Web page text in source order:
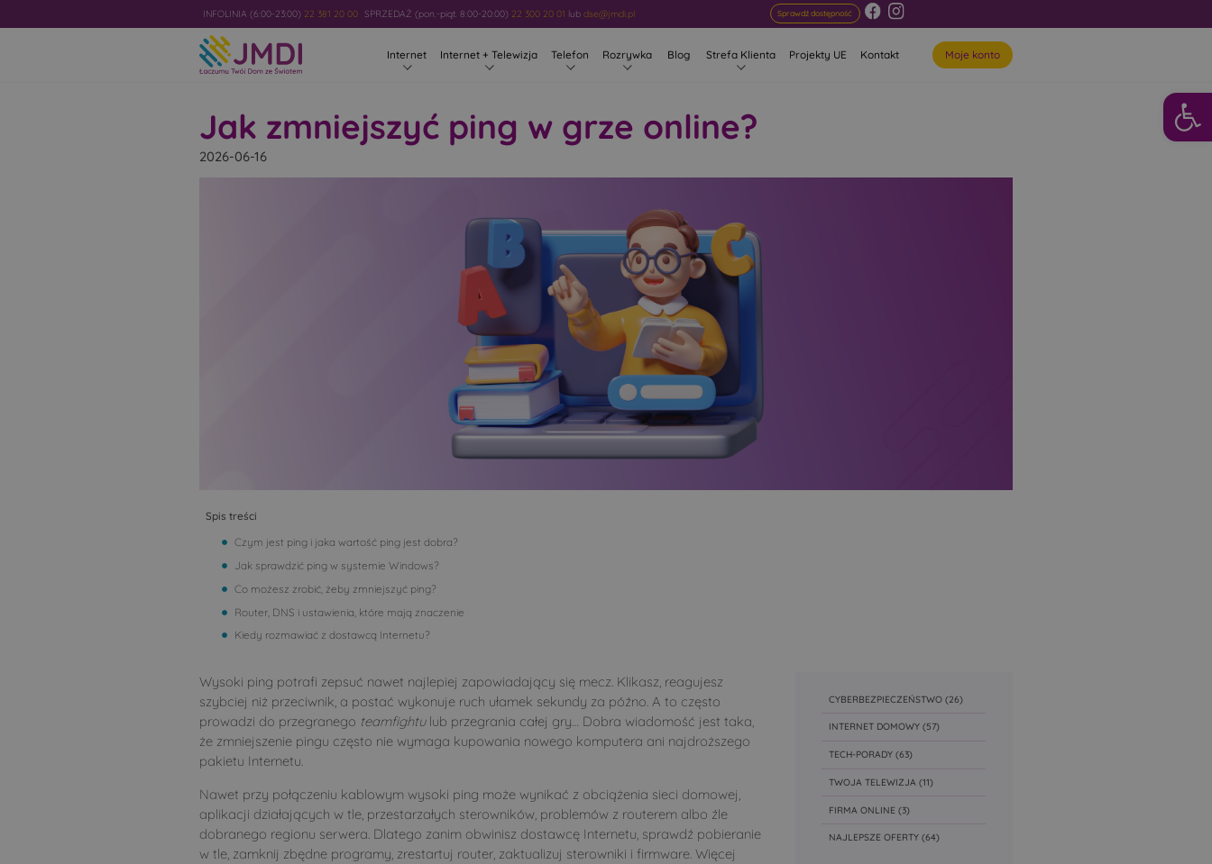
INFOLINIA (6:00-23:00) 22 381 20 00 SPRZEDAŻ (pon.-piąt. 8:00-20:00) 22 300 20 01 lubdse@jmdi.pl Sprawdź dostępność
Internet Internet + Telewizja Telefon Rozrywka Blog Strefa Klienta Projekty UE Kontakt Moje konto
Jak zmniejszyć ping w grze online?
2026-06-16
Spis treści
Czym jest ping i jaka wartość ping jest dobra?
Jak sprawdzić ping w systemie Windows?
Co możesz zrobić, żeby zmniejszyć ping?
Router, DNS i ustawienia, które mają znaczenie
Kiedy rozmawiać z dostawcą Internetu?
Wysoki ping potrafi zepsuć nawet najlepiej zapowiadający się mecz. Klikasz, reagujesz
szybciej niż przeciwnik, a postać wykonuje ruch ułamek sekundy za późno. A to często
prowadzi do przegranego teamfightu lub przegrania całej gry… Dobra wiadomość jest taka,
że zmniejszenie pingu często nie wymaga kupowania nowego komputera ani najdroższego
pakietu Internetu.
Nawet przy połączeniu kablowym wysoki ping może wynikać z obciążenia sieci domowej,
aplikacji działających w tle, przestarzałych sterowników, problemów z routerem albo źle
dobranego regionu serwera. Dlatego zanim obwinisz dostawcę Internetu, sprawdź pobieranie
w tle, zamknij zbędne programy, zrestartuj router, zaktualizuj sterowniki i firmware. Więcej
CYBERBEZPIECZEŃSTWO(26)
INTERNET DOMOWY(57)
TECH-PORADY(63)
TWOJA TELEWIZJA(11)
FIRMA ONLINE (3)
NAJLEPSZE OFERTY(64)